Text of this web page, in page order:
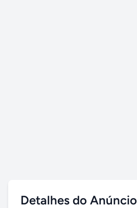
Detalhes do Anúncio